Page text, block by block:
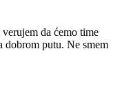
da ćemo time
dobrom putu. Ne smem